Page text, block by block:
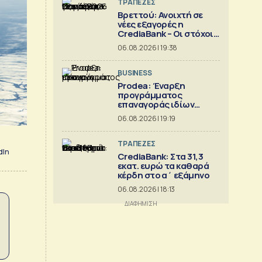
ΤΡΑΠΕΖΕΣ
Βρεττού: Ανοιχτή σε
νέες εξαγορές η
CrediaBank – Οι στόχοι
για το 2026
06.08.2026 | 19:38
BUSINESS
Prodea: Έναρξη
προγράμματος
επαναγοράς ιδίων
μετοχών
06.08.2026 | 19:19
ΤΡΑΠΕΖΕΣ
CrediaBank: Στα 31,3
εκατ. ευρώ τα καθαρά
κέρδη στο α΄ εξάμηνο
06.08.2026 | 18:13